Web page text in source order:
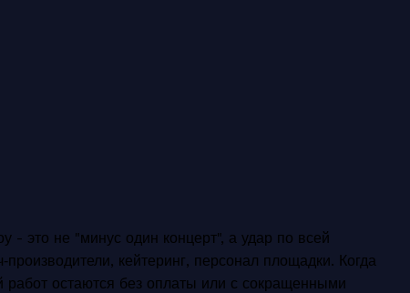
- это не "минус один концерт", а удар по всей
кейтеринг, персонал площадки. Когда
работ остаются без оплаты или с сокращенными